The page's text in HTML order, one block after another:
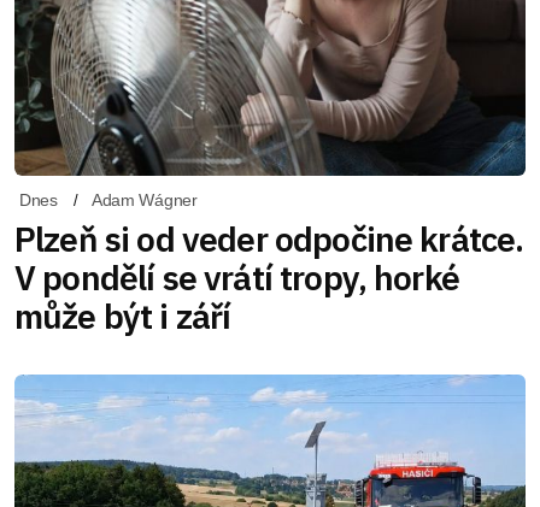
Dnes Adam Wágner
Plzeň si od veder odpočine krátce.
V pondělí se vrátí tropy, horké
může být i září